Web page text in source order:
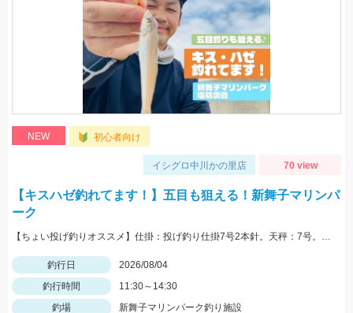
NEW 初心者向け
イシグロ中川かの里店 70 view
【キスハゼ釣れてます！】五目も狙える！新舞子マリンパ
ーク
【ちょい投げ釣りオススメ】仕掛：投げ釣り仕掛7号2本針。天秤：7号。エサ：石ゴカイorゴールドイソメ。誘い方：サビいて止めての繰り返し。
釣行日
2026/08/04
釣行時間
11:30～14:30
釣場
新舞子マリンパーク釣り施設